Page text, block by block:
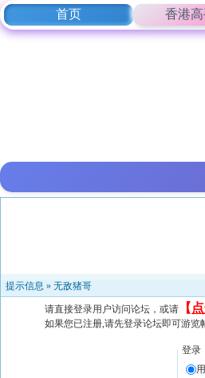
首页 香港
提示信息 » 无敌猪哥
请直接登录用户访问论坛，或请 【
如果您已注册,请先登录论坛即可游览
登录